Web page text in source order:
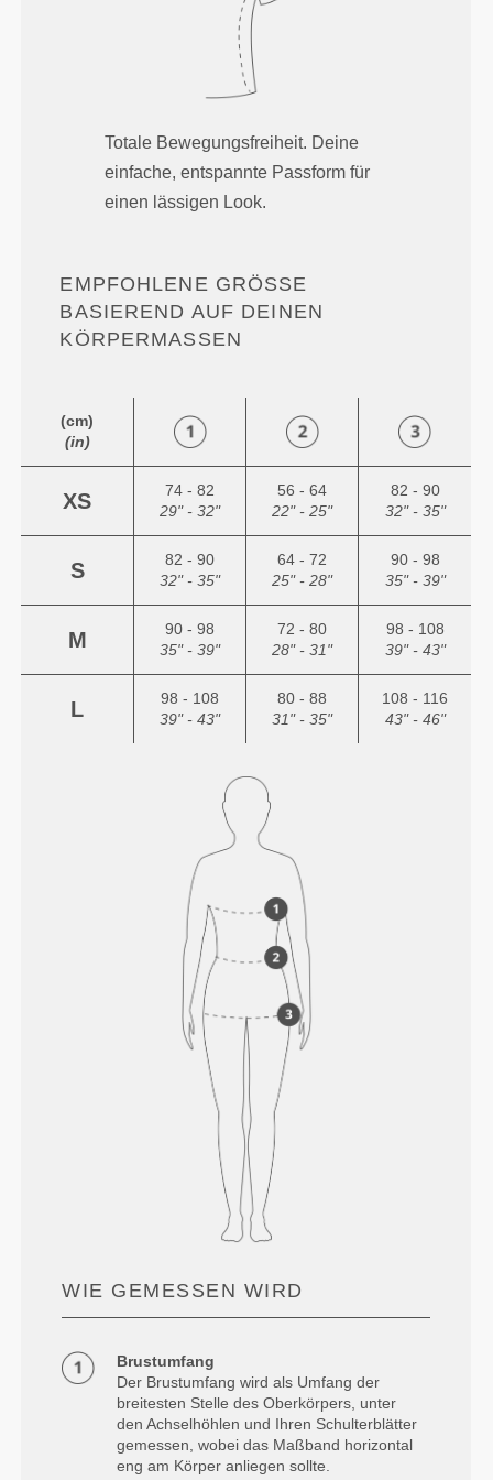
Totale Bewegungsfreiheit. Deine
einfache, entspannte Passform für
einen lässigen Look.
EMPFOHLENE GRÖSSE B
ASIEREND AUF DEINEN K
ÖRPERMASSEN
(cm)
(in)
XS
74 - 82
29" - 32"
56 - 64
22" - 25"
82 - 90
32" - 35"
S
82 - 90
32" - 35"
64 - 72
25" - 28"
90 - 98
35" - 39"
M
90 - 98
35" - 39"
72 - 80
28" - 31"
98 - 108
39" - 43"
L
98 - 108
39" - 43"
80 - 88
31" - 35"
108 - 116
43" - 46"
WIE GEMESSEN WIRD
Brustumfang
Der Brustumfang wird als Umfang der
breitesten Stelle des Oberkörpers, unter
den Achselhöhlen und Ihren Schulterblätter
gemessen, wobei das Maßband horizontal
eng am Körper anliegen sollte.